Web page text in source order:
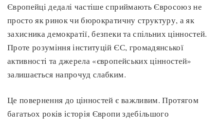
Європейці дедалі частіше сприймають Євросоюз не
просто як ринок чи бюрократичну структуру, а як
захисника демократії, безпеки та спільних цінностей.
Проте розуміння інституцій ЄС, громадянської
активності та джерела «європейських цінностей»
залишається напрочуд слабким.
Це повернення до цінностей є важливим. Протягом
багатьох років історія Європи здебільшого